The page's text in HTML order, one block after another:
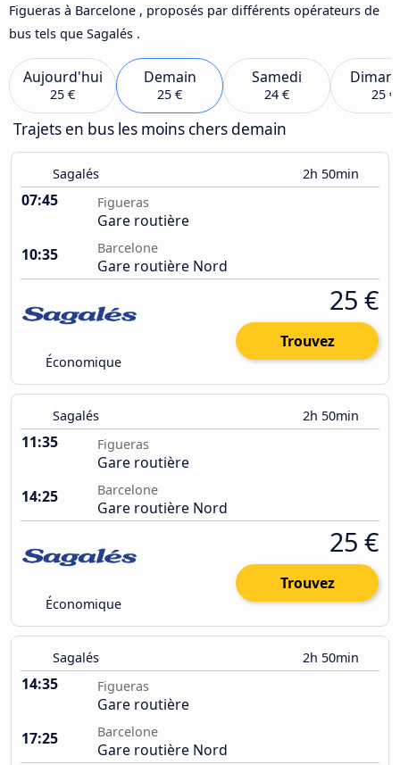
Figueras à Barcelone , proposés par différents opérateurs de
bus tels que Sagalés .
Aujourd'hui
25 €
Demain
25 €
Samedi
24 € 25 €
Trajets en bus les moins chers demain
Sagalés 2h 50min
07:45 Figueras
Gare routière
10:35
Barcelone
Gare routière Nord
Économique
25 €
Trouvez
Sagalés 2h 50min
11:35 Figueras
Gare routière
14:25
Barcelone
Gare routière Nord
Économique
25 €
Trouvez
Sagalés 2h 50min
14:35 Figueras
Gare routière
17:25
Barcelone
Gare routière Nord